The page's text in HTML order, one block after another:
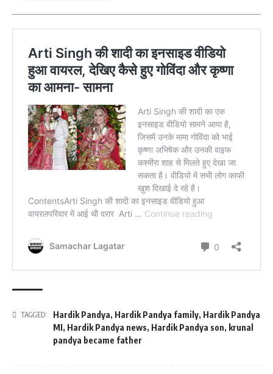
TAGGED: Hardik Pandya, Hardik Pandya family, Hardik Pandya
MI, Hardik Pandya news, Hardik Pandya son, krunal
pandya became father